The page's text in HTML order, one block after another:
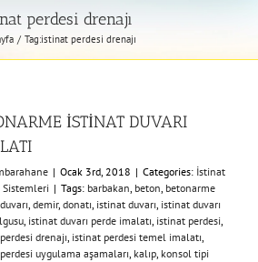
perdesi drenajı
Tag:istinat perdesi drenajı
İSTİNAT DUVARI
| Ocak 3rd, 2018 | Categories: İstinat
Sistemleri | Tags: barbakan, beton, betonarme
, demir, donatı, istinat duvarı, istinat duvarı
, istinat duvarı perde imalatı, istinat perdesi,
drenajı, istinat perdesi temel imalatı,
uygulama aşamaları, kalıp, konsol tipi